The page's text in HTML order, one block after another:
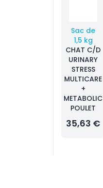
Sac de
1,5 kg
CHAT C/D
URINARY
STRESS
MULTICARE
+
METABOLIC
POULET
35,63 €